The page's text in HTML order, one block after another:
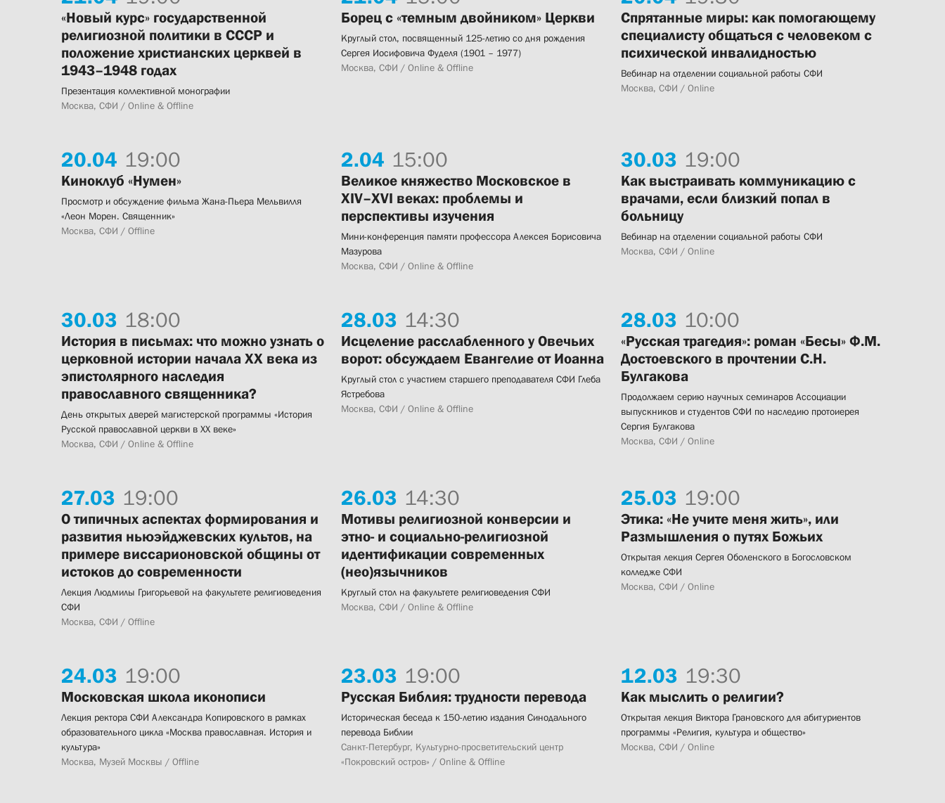
«Новый курс» государственной
религиозной политики в СССР и
положение христианских церквей в
1943–1948 годах
Презентация коллективной монографии
Москва, СФИ / Online & Offline
Борец с «темным двойником» Церкви
Круглый стол, посвященный 125-летию со дня рождения
Сергея Иосифовича Фуделя (1901 – 1977)
Москва, СФИ / Online & Offline
Спрятанные миры: как помогающему
специалисту общаться с человеком с
психической инвалидностью
Вебинар на отделении социальной работы СФИ
Москва, СФИ / Online
20.04 19:00
Киноклуб «Нумен»
Просмотр и обсуждение фильма Жана-Пьера Мельвилля
«Леон Морен. Священник»
Москва, СФИ / Offline
2.04 15:00
Великое княжество Московское в
ХIV–XVI веках: проблемы и
перспективы изучения
Мини-конференция памяти профессора Алексея Борисовича
Мазурова
Москва, СФИ / Online & Offline
30.03 19:00
Как выстраивать коммуникацию с
врачами, если близкий попал в
больницу
Вебинар на отделении социальной работы СФИ
Москва, СФИ / Online
30.03 18:00
История в письмах: что можно узнать о
церковной истории начала XX века из
эпистолярного наследия
православного священника?
День открытых дверей магистерской программы «История
Русской православной церкви в XX веке»
Москва, СФИ / Online & Offline
28.03 14:30
Исцеление расслабленного у Овечьих
ворот: обсуждаем Евангелие от Иоанна
Круглый стол с участием старшего преподавателя СФИ Глеба
Ястребова
Москва, СФИ / Online & Offline
28.03 10:00
«Русская трагедия»: роман «Бесы» Ф.М.
Достоевского в прочтении С.Н.
Булгакова
Продолжаем серию научных семинаров Ассоциации
выпускников и студентов СФИ по наследию протоиерея
Сергия Булгакова
Москва, СФИ / Online
27.03 19:00
О типичных аспектах формирования и
развития ньюэйджевских культов, на
примере виссарионовской общины от
истоков до современности
Лекция Людмилы Григорьевой на факультете религиоведения
СФИ
Москва, СФИ / Offline
26.03 14:30
Мотивы религиозной конверсии и
этно- и социально-религиозной
идентификации современных
(нео)язычников
Круглый стол на факультете религиоведения СФИ
Москва, СФИ / Online & Offline
25.03 19:00
Этика: «Не учите меня жить», или
Размышления о путях Божьих
Открытая лекция Сергея Оболенского в Богословском
колледже СФИ
Москва, СФИ / Online
24.03 19:00
Московская школа иконописи
Лекция ректора СФИ Александра Копировского в рамках
образовательного цикла «Москва православная. История и
культура»
Москва, Музей Москвы / Offline
23.03 19:00
Русская Библия: трудности перевода
Историческая беседа к 150-летию издания Синодального
перевода Библии
Санкт-Петербург, Культурно-просветительский центр
«Покровский остров» / Online & Offline
12.03 19:30
Как мыслить о религии?
Открытая лекция Виктора Грановского для абитуриентов
программы «Религия, культура и общество»
Москва, СФИ / Online